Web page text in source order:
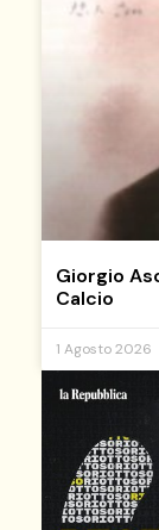
Giorgio
Calcio
1 Agosto 2026